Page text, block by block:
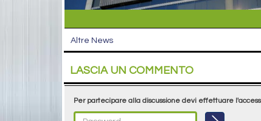
Altre News
LASCIA UN COMMENTO
Per partecipare alla discussione devi effettuare